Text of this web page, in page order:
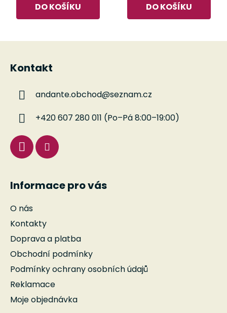
DO KOŠÍKU DO KOŠÍKU
Z
Kontakt
andante.obchod@seznam.cz
+420 607 280 011 (Po–Pá 8:00–19:00)
Informace pro vás
O nás
Kontakty
Doprava a platba
Obchodní podmínky
Podmínky ochrany osobních údajů
Reklamace
Moje objednávka